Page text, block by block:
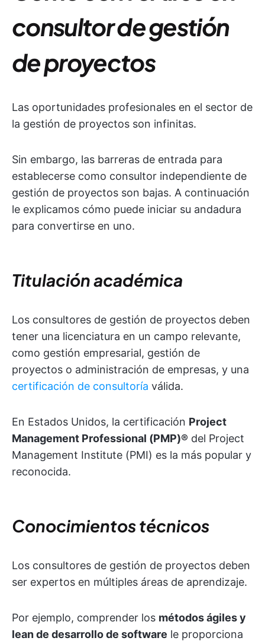
consultor de gestión
de proyectos
Las oportunidades profesionales en el sector de
la gestión de proyectos son infinitas.
Sin embargo, las barreras de entrada para
establecerse como consultor independiente de
gestión de proyectos son bajas. A continuación
le explicamos cómo puede iniciar su andadura
para convertirse en uno.
Titulación académica
Los consultores de gestión de proyectos deben
tener una licenciatura en un campo relevante,
como gestión empresarial, gestión de
proyectos o administración de empresas, y una
certificación de consultoría válida.
En Estados Unidos, la certificación Project
Management Professional (PMP)® del Project
Management Institute (PMI) es la más popular y
reconocida.
Conocimientos técnicos
Los consultores de gestión de proyectos deben
ser expertos en múltiples áreas de aprendizaje.
Por ejemplo, comprender los métodos ágiles y
lean de desarrollo de software le proporciona